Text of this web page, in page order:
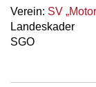
Verein: SV
Landeskader
SGO